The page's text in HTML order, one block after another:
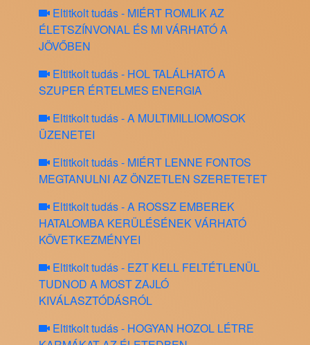
Eltitkolt tudás - MIÉRT ROMLIK AZ
ÉLETSZÍNVONAL ÉS MI VÁRHATÓ A
JÖVŐBEN
Eltitkolt tudás - HOL TALÁLHATÓ A
SZUPER ÉRTELMES ENERGIA
Eltitkolt tudás - A MULTIMILLIOMOSOK
ÜZENETEI
Eltitkolt tudás - MIÉRT LENNE FONTOS
MEGTANULNI AZ ÖNZETLEN SZERETETET
Eltitkolt tudás - A ROSSZ EMBEREK
HATALOMBA KERÜLÉSÉNEK VÁRHATÓ
KÖVETKEZMÉNYEI
Eltitkolt tudás - EZT KELL FELTÉTLENÜL
TUDNOD A MOST ZAJLÓ
KIVÁLASZTÓDÁSRÓL
Eltitkolt tudás - HOGYAN HOZOL LÉTRE